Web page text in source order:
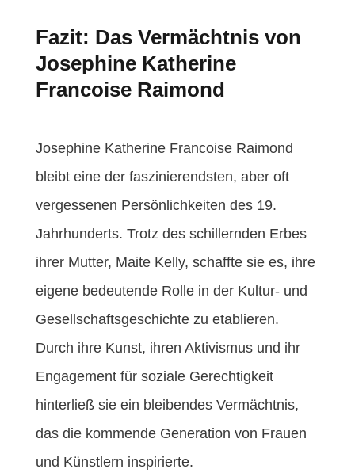
Fazit: Das Vermächtnis von
Josephine Katherine
Francoise Raimond
Josephine Katherine Francoise Raimond
bleibt eine der faszinierendsten, aber oft
vergessenen Persönlichkeiten des 19.
Jahrhunderts. Trotz des schillernden Erbes
ihrer Mutter, Maite Kelly, schaffte sie es, ihre
eigene bedeutende Rolle in der Kultur- und
Gesellschaftsgeschichte zu etablieren.
Durch ihre Kunst, ihren Aktivismus und ihr
Engagement für soziale Gerechtigkeit
hinterließ sie ein bleibendes Vermächtnis,
das die kommende Generation von Frauen
und Künstlern inspirierte.